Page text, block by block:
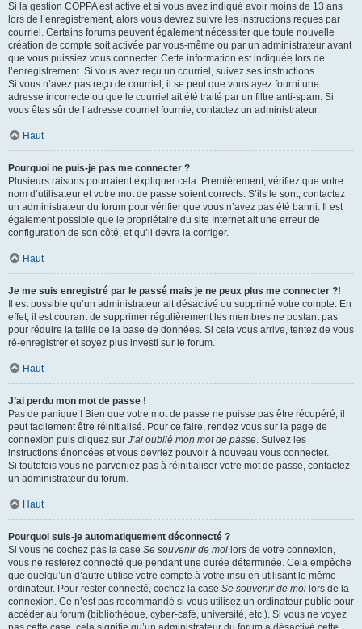
Si la gestion COPPA est active et si vous avez indiqué avoir moins de 13 ans
lors de l’enregistrement, alors vous devrez suivre les instructions reçues par
courriel. Certains forums peuvent également nécessiter que toute nouvelle
création de compte soit activée par vous-même ou par un administrateur avant
que vous puissiez vous connecter. Cette information est indiquée lors de
l’enregistrement. Si vous avez reçu un courriel, suivez ses instructions.
Si vous n’avez pas reçu de courriel, il se peut que vous ayez fourni une
adresse incorrecte ou que le courriel ait été traité par un filtre anti-spam. Si
vous êtes sûr de l’adresse courriel fournie, contactez un administrateur.
Haut
Pourquoi ne puis-je pas me connecter ?
Plusieurs raisons pourraient expliquer cela. Premièrement, vérifiez que votre
nom d’utilisateur et votre mot de passe soient corrects. S’ils le sont, contactez
un administrateur du forum pour vérifier que vous n’avez pas été banni. Il est
également possible que le propriétaire du site Internet ait une erreur de
configuration de son côté, et qu’il devra la corriger.
Haut
Je me suis enregistré par le passé mais je ne peux plus me connecter ?!
Il est possible qu’un administrateur ait désactivé ou supprimé votre compte. En
effet, il est courant de supprimer régulièrement les membres ne postant pas
pour réduire la taille de la base de données. Si cela vous arrive, tentez de vous
ré-enregistrer et soyez plus investi sur le forum.
Haut
J’ai perdu mon mot de passe !
Pas de panique ! Bien que votre mot de passe ne puisse pas être récupéré, il
peut facilement être réinitialisé. Pour ce faire, rendez vous sur la page de
connexion puis cliquez sur J’ai oublié mon mot de passe. Suivez les
instructions énoncées et vous devriez pouvoir à nouveau vous connecter.
Si toutefois vous ne parveniez pas à réinitialiser votre mot de passe, contactez
un administrateur du forum.
Haut
Pourquoi suis-je automatiquement déconnecté ?
Si vous ne cochez pas la case Se souvenir de moi lors de votre connexion,
vous ne resterez connecté que pendant une durée déterminée. Cela empêche
que quelqu’un d’autre utilise votre compte à votre insu en utilisant le même
ordinateur. Pour rester connecté, cochez la case Se souvenir de moi lors de la
connexion. Ce n’est pas recommandé si vous utilisez un ordinateur public pour
accéder au forum (bibliothèque, cyber-café, université, etc.). Si vous ne voyez